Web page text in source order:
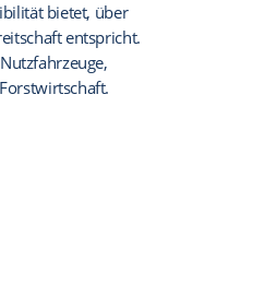
bietet, über
entspricht.